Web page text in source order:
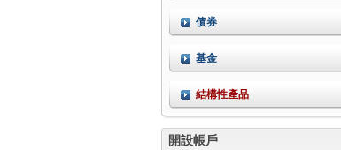
債券
基金
結構性產品
開設帳戶